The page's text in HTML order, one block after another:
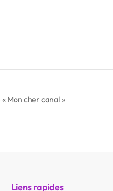
Mon cher canal »
Liens rapides